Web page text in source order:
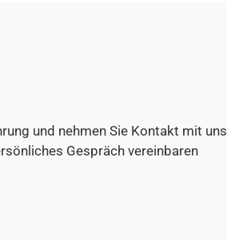
und nehmen Sie Kontakt mit uns
Gespräch vereinbaren